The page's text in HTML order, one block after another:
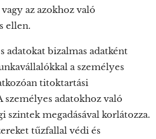
az azokhoz való
ellen.
adatokat bizalmas adatként
a személyes
titoktartási
személyes adatokhoz való
szintek megadásával korlátozza.
tűzfallal védi és